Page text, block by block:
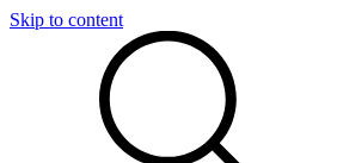
Skip to content